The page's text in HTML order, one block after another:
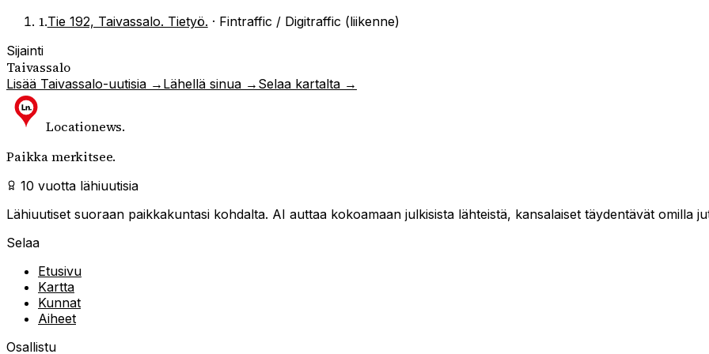
1.Tie 192, Taivassalo. Tietyö. · Fintraffic / Digitraffic (liikenne)
Sijainti
Taivassalo
Lisää Taivassalo-uutisia → Lähellä sinua → Selaa kartalta →
Locationews.
Paikka merkitsee.
10 vuotta lähiuutisia
Lähiuutiset suoraan paikkakuntasi kohdalta. AI auttaa kokoamaan julkisista lähteistä, kansalaiset täydentävät omilla
Selaa
Etusivu
Kartta
Kunnat
Aiheet
Osallistu